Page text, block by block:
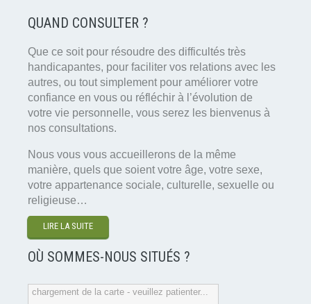
QUAND CONSULTER ?
Que ce soit pour résoudre des difficultés très
handicapantes, pour faciliter vos relations avec les
autres, ou tout simplement pour améliorer votre
confiance en vous ou réfléchir à l’évolution de
votre vie personnelle, vous serez les bienvenus à
nos consultations.
Nous vous vous accueillerons de la même
manière, quels que soient votre âge, votre sexe,
votre appartenance sociale, culturelle, sexuelle ou
religieuse…
LIRE LA SUITE
OÙ SOMMES-NOUS SITUÉS ?
chargement de la carte - veuillez patienter...